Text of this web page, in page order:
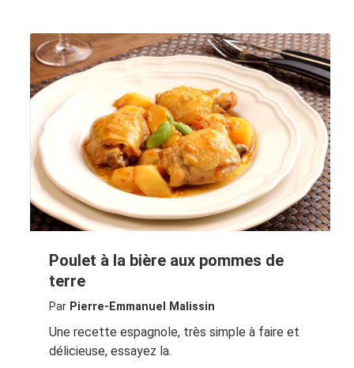
Poulet à la bière aux pommes de
terre
Par Pierre-Emmanuel Malissin
Une recette espagnole, très simple à faire et
délicieuse, essayez la.